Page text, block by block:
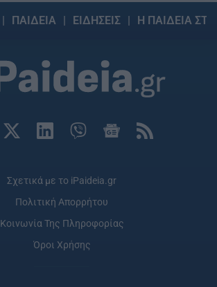
ΠΑΙΔΕΙΑ ΕΙΔΗΣΕΙΣ Η ΠΑΙΔΕΙΑ
Σχετικά με το iPaideia.gr
Πολιτική Απορρήτου
Κοινωνία Της Πληροφορίας
Όροι Χρήσης